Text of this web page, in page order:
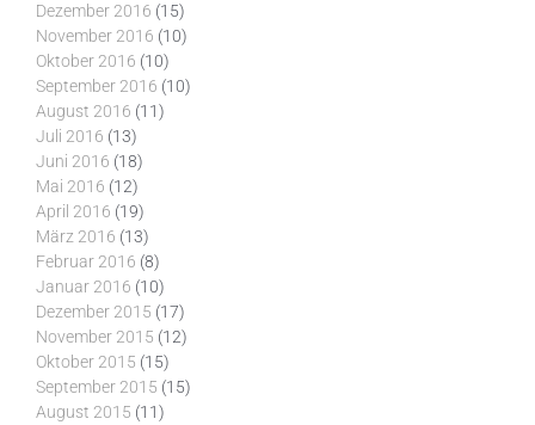
Dezember 2016 (15)
November 2016 (10)
Oktober 2016 (10)
September 2016 (10)
August 2016 (11)
Juli 2016 (13)
Juni 2016 (18)
Mai 2016 (12)
April 2016 (19)
März 2016 (13)
Februar 2016 (8)
Januar 2016 (10)
Dezember 2015 (17)
November 2015 (12)
Oktober 2015 (15)
September 2015 (15)
August 2015 (11)